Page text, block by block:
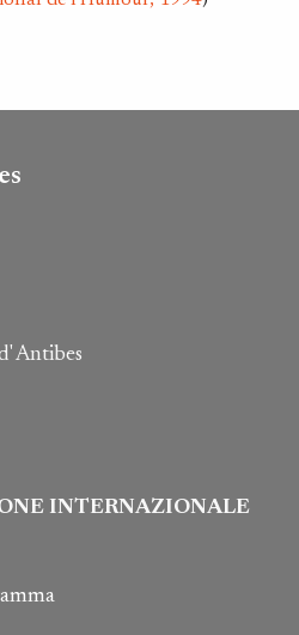
Antibes
INTERNAZIONALE